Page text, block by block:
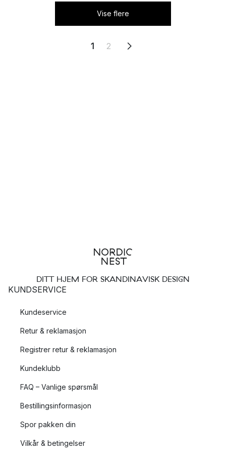
Vise flere
1 2
DITT HJEM FOR SKANDINAVISK DESIGN
KUNDSERVICE
Kundeservice
Retur & reklamasjon
Registrer retur & reklamasjon
Kundeklubb
FAQ – Vanlige spørsmål
Bestillingsinformasjon
Spor pakken din
Vilkår & betingelser